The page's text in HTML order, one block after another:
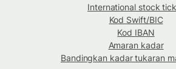
International stock
Kod Swift/BIC
Kod IBAN
Amaran kadar
Bandingkan kadar tukaran